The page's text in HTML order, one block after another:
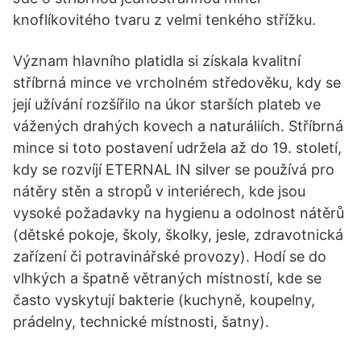
knoflíkovitého tvaru z velmi tenkého střížku.
Význam hlavního platidla si získala kvalitní
stříbrná mince ve vrcholném středověku, kdy se
její užívání rozšířilo na úkor starších plateb ve
vážených drahých kovech a naturáliích. Stříbrná
mince si toto postavení udržela až do 19. století,
kdy se rozvíjí ETERNAL IN silver se používá pro
nátěry stěn a stropů v interiérech, kde jsou
vysoké požadavky na hygienu a odolnost nátěrů
(dětské pokoje, školy, školky, jesle, zdravotnická
zařízení či potravinářské provozy). Hodí se do
vlhkých a špatně větraných místností, kde se
často vyskytují bakterie (kuchyně, koupelny,
prádelny, technické místnosti, šatny).